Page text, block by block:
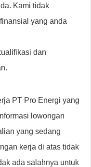
Kami tidak
yang anda
dan
PT Pro Energi yang
lowongan
yang sedang
kerja di atas tidak
ada salahnya untuk